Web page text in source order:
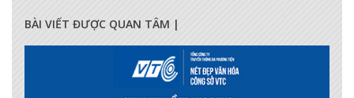
BÀI VIẾT ĐƯỢC QUAN TÂM |